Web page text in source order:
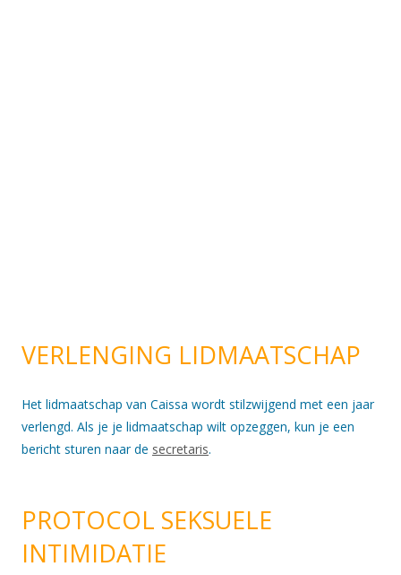
VERLENGING LIDMAATSCHAP
Het lidmaatschap van Caissa wordt stilzwijgend met een jaar
verlengd. Als je je lidmaatschap wilt opzeggen, kun je een
bericht sturen naar de secretaris.
PROTOCOL SEKSUELE
INTIMIDATIE